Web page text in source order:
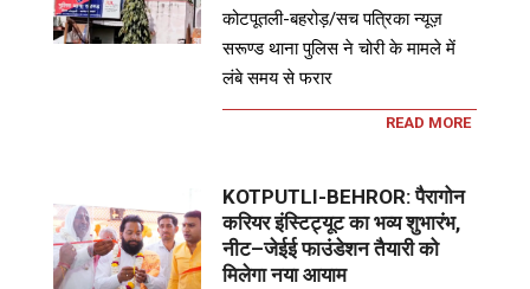
कोटपूतली-बहरोड़/सच पत्रिका न्यूज़
सरूण्ड थाना पुलिस ने चोरी के मामले में
लंबे समय से फरार
READ MORE
KOTPUTLI-BEHROR: पैरागोन
करियर इंस्टिट्यूट का भव्य शुभारंभ,
नीट–जेईई फाउंडेशन तैयारी को
मिलेगा नया आयाम